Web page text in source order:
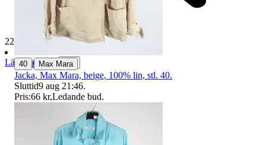
229 348 omdömen
Läs omdömen Följ
40 | Max Mara
Jacka, Max Mara, beige, 100% lin, stl. 40.
Sluttid9 aug 21:46.
Pris:66 kr,Ledande bud.